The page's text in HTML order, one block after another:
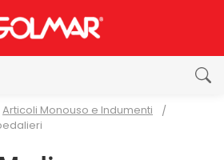
Articoli Monouso e Indumenti